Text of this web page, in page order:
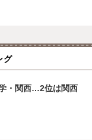
グ
・関西…2位は関西